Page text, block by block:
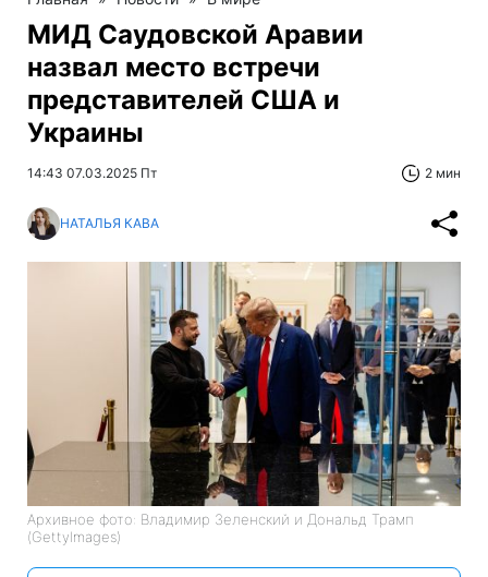
МИД Саудовской Аравии
назвал место встречи
представителей США и
Украины
14:43 07.03.2025 Пт 2 мин
НАТАЛЬЯ КАВА
Архивное фото: Владимир Зеленский и Дональд Трамп
(GettyImagеs)